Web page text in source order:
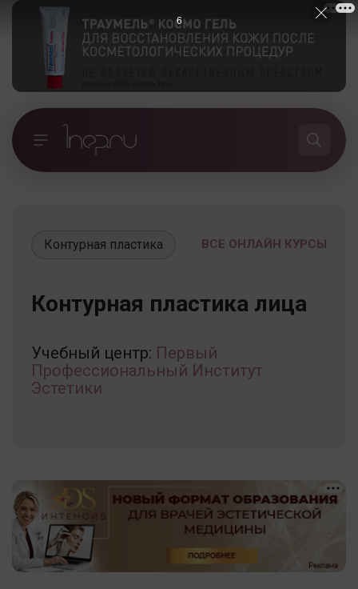
ВСЕ ОНЛАЙН КУРСЫ
Контурная пластика
Контурная пластика лица
Учебный центр: Первый
Профессиональный Институт
Эстетики
5